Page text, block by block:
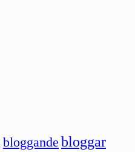
bloggande bloggar